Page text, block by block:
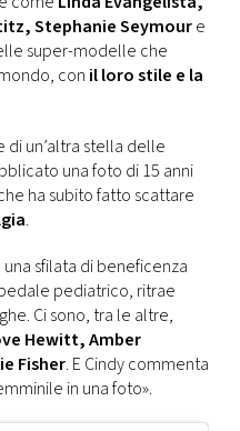
Stephanie Seymoure
super-modelle che
con il loro stile e la
di un’altra stella delle
una foto di 15 anni
ha subito fatto scattare
.
sfilata di beneficenza
pediatrico, ritrae
Ci sono, tra le altre,
Hewitt, Amber
Fisher. E Cindy commenta
in una foto».